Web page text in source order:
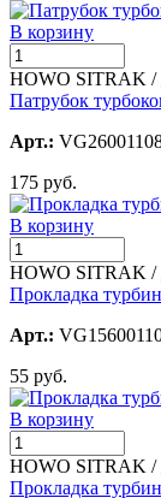
В корзину
HOWO SITRAK /
Патрубок
Арт.:
175 руб.
В корзину
HOWO SITRAK /
Прокладка
Арт.:
55 руб.
В корзину
HOWO SITRAK /
Прокладка